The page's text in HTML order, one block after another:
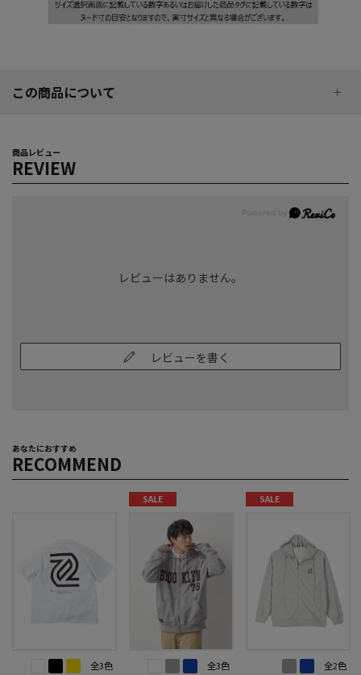
この商品について
商品レビュー
REVIEW
レビューはありません。
レビューを書く
あなたにおすすめ
RECOMMEND
全3色
SALE
全3色
SALE
全2色